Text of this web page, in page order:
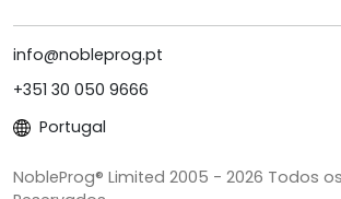
info@nobleprog.pt
+351 30 050 9666
Portugal
NobleProg® Limited 2005 - 2026 Todos